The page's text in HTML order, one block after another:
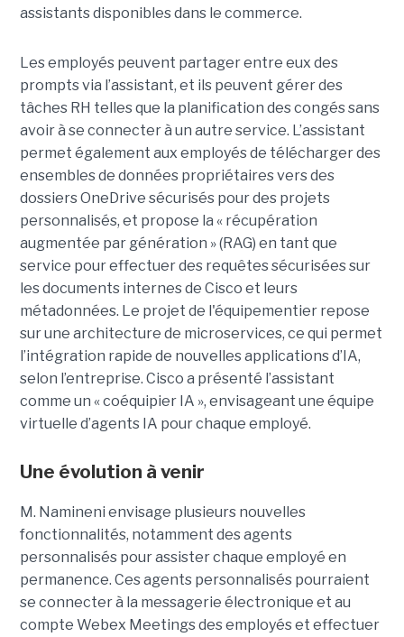
assistants disponibles dans le commerce.
Les employés peuvent partager entre eux des
prompts via l’assistant, et ils peuvent gérer des
tâches RH telles que la planification des congés sans
avoir à se connecter à un autre service. L’assistant
permet également aux employés de télécharger des
ensembles de données propriétaires vers des
dossiers OneDrive sécurisés pour des projets
personnalisés, et propose la « récupération
augmentée par génération » (RAG) en tant que
service pour effectuer des requêtes sécurisées sur
les documents internes de Cisco et leurs
métadonnées. Le projet de l'équipementier repose
sur une architecture de microservices, ce qui permet
l’intégration rapide de nouvelles applications d’IA,
selon l’entreprise. Cisco a présenté l’assistant
comme un « coéquipier IA », envisageant une équipe
virtuelle d’agents IA pour chaque employé.
Une évolution à venir
M. Namineni envisage plusieurs nouvelles
fonctionnalités, notamment des agents
personnalisés pour assister chaque employé en
permanence. Ces agents personnalisés pourraient
se connecter à la messagerie électronique et au
compte Webex Meetings des employés et effectuer